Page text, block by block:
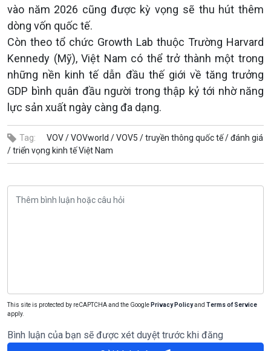
vào năm 2026 cũng được kỳ vọng sẽ thu hút thêm
dòng vốn quốc tế.
Còn theo tổ chức Growth Lab thuộc Trường Harvard
Kennedy (Mỹ), Việt Nam có thể trở thành một trong
những nền kinh tế dẫn đầu thế giới về tăng trưởng
GDP bình quân đầu người trong thập kỷ tới nhờ năng
lực sản xuất ngày càng đa dạng.
Tag: VOV /VOVworld /VOV5 /truyền thông quốc tế /đánh giá
/triển vọng kinh tế Việt Nam
This site is protected by reCAPTCHA and the Google Privacy Policyand Terms of Service
apply.
Bình luận của bạn sẽ được xét duyệt trước khi đăng